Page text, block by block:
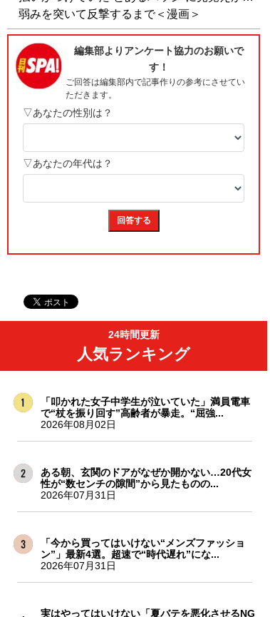
弱みを突いて反撃するまで＜漫画＞
24時間更新
人気ランキング
「叩かれた女子中学生が泣いていた」満員電車
で“杖を振り回す”高齢者が暴走。“屈強...
2026年08月02日
ある朝、玄関のドアがなぜか開かない…20代女
性が“数センチの隙間”から見たものの...
2026年07月31日
「今から買ってはいけない“メンズファッショ
ン”」最新4選。超速で“時代遅れ”にな...
2026年07月31日
実はやってはいけない「夏バテを悪化させるNG